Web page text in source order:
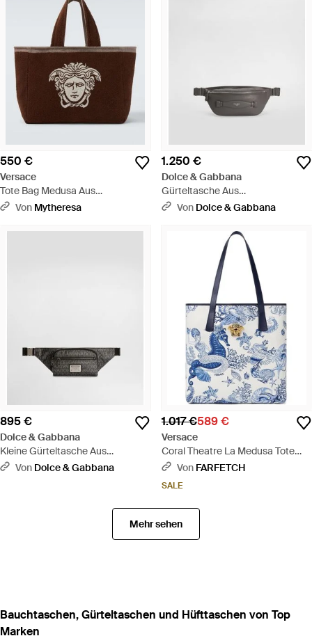
550 €
Versace
Tote Bag Medusa Aus
Baumwollfrottee - Braun
Von Mytheresa
1.250 €
Dolce & Gabbana
Gürteltasche Aus
Kalbsnappaleder - Weiß
Von Dolce & Gabbana
895 €
Dolce & Gabbana
Kleine Gürteltasche Aus
Beschichtetem Jacquard -
Von Dolce & Gabbana
1.017 €589 €
Versace
Coral Theatre La Medusa Tote
Bag Aus Canvas - Blau
Von FARFETCH
SALE
Mehr sehen
Bauchtaschen, Gürteltaschen und Hüfttaschen von Top
Marken